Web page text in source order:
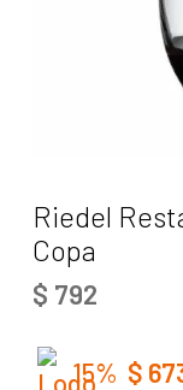
Riedel
Copa
$ 792
15% $